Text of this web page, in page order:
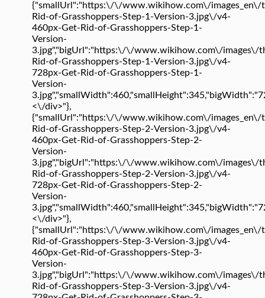
{"smallUrl":"https:\/\/www.wikihow.com\/
Rid-of-Grasshoppers-Step-1-Version-3.jpg\/v4-
460px-Get-Rid-of-Grasshoppers-Step-1-
Version-
3.jpg","bigUrl":"https:\/\/www.wikihow.com\/
Rid-of-Grasshoppers-Step-1-Version-3.jpg\/v4-
728px-Get-Rid-of-Grasshoppers-Step-1-
Version-
<\/div>"},
{"smallUrl":"https:\/\/www.wikihow.com\/
Rid-of-Grasshoppers-Step-2-Version-3.jpg\/v4-
460px-Get-Rid-of-Grasshoppers-Step-2-
Version-
3.jpg","bigUrl":"https:\/\/www.wikihow.com\/
Rid-of-Grasshoppers-Step-2-Version-3.jpg\/v4-
728px-Get-Rid-of-Grasshoppers-Step-2-
Version-
<\/div>"},
{"smallUrl":"https:\/\/www.wikihow.com\/
Rid-of-Grasshoppers-Step-3-Version-3.jpg\/v4-
460px-Get-Rid-of-Grasshoppers-Step-3-
Version-
3.jpg","bigUrl":"https:\/\/www.wikihow.com\/
Rid-of-Grasshoppers-Step-3-Version-3.jpg\/v4-